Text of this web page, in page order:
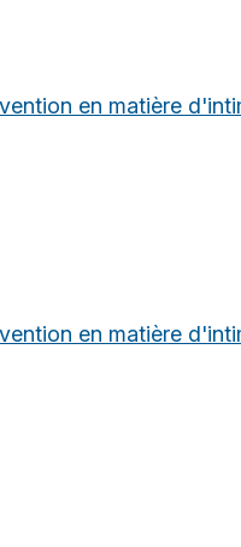
en matière
en matière